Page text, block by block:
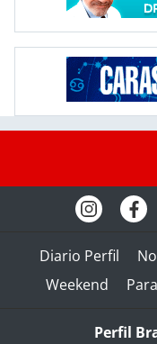
Diario Perfil
Weekend
Perfil